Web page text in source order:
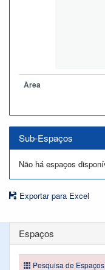
Àrea
Sub-Espaços
Não há espaços
Exportar para Excel
Espaços
Pesquisa de Espaços